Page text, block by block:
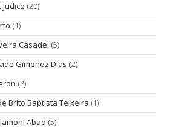
(20)
(1)
Casadei (5)
Gimenez Dias (2)
(2)
Brito Baptista Teixeira (1)
Abad (5)